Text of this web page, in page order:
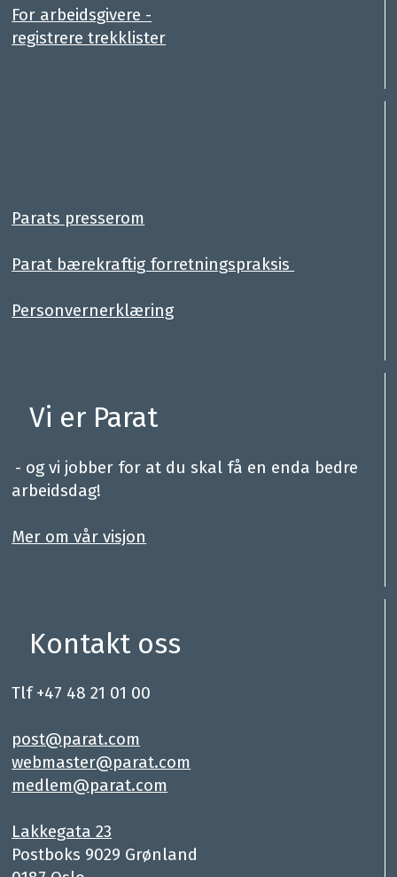
For arbeidsgivere -
registrere trekklister
Parats presserom
Parat bærekraftig forretningspraksis
Personvernerklæring
Vi er Parat
- og vi jobber for at du skal få en enda bedre
arbeidsdag!
Mer om vår visjon
Kontakt oss
Tlf +47 48 21 01 00
post@parat.com
webmaster@parat.com
medlem@parat.com
Lakkegata 23
Postboks 9029 Grønland